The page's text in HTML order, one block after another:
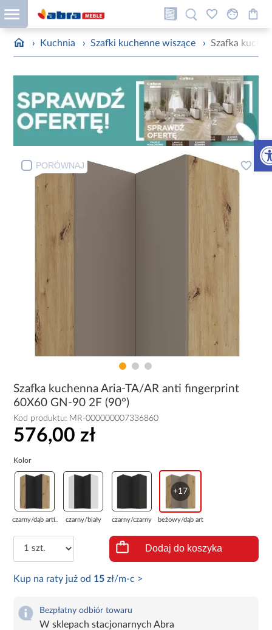
› Kuchnia › Szafki kuchenne wiszące › Szafka
PORÓWNAJ
Szafka kuchenna Aria-TA/AR anti fingerprint
60X60 GN-90 2F (90°)
Kod produktu: MR-000000007336860
576,00 zł
Kolor
czarny/dąb arti... czarny/biały czarny/czarny
+17
beżowy/dąb arti...
Dodaj do koszyka
Kup na raty już od 15 zł/m-c >
Bezpłatny odbiór towaru
W sklepach stacjonarnych Abra